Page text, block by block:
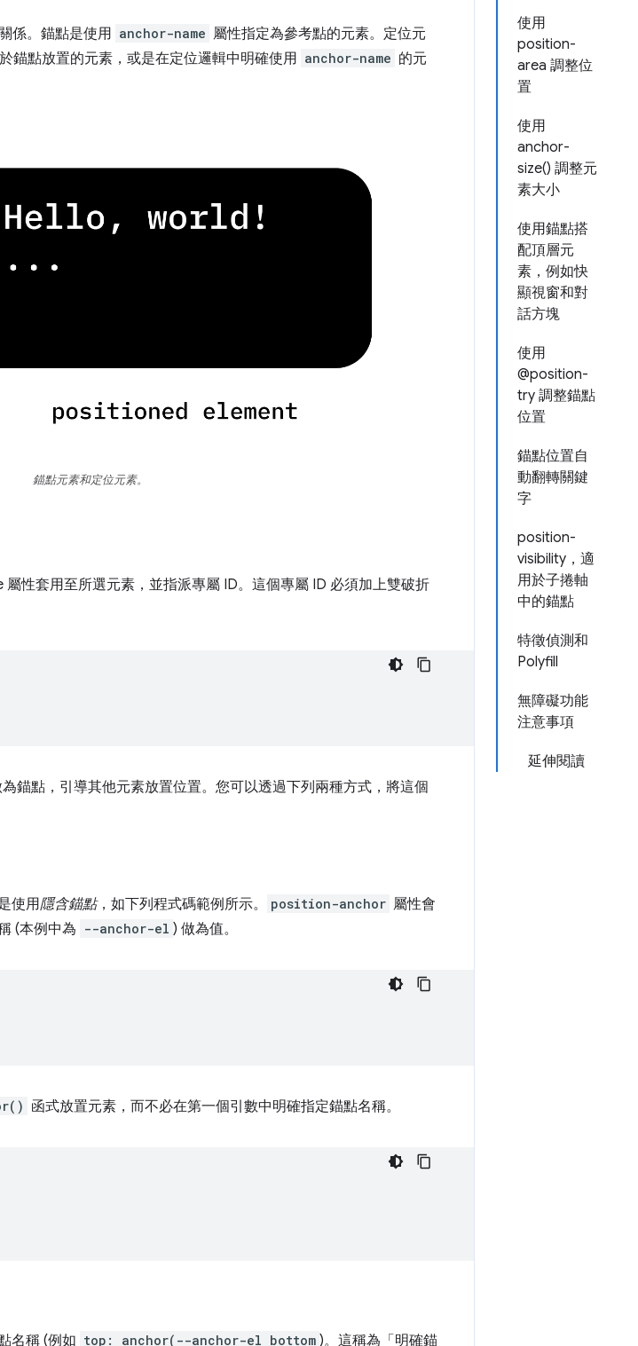
使用
position-
area 調整位
置
使用
anchor-
size() 調整元
素大小
使用錨點搭
配頂層元
素，例如快
顯視窗和對
話方塊
使用
@position-
try 調整錨點
位置
錨點位置自
動翻轉關鍵
字
position-
visibility，適
用於子捲軸
中的錨點
特徵偵測和
Polyfill
無障礙功能
注意事項
延伸閱讀
係。錨點是使用 anchor-name 屬性指定為參考點的元素。定位元
錨點放置的元素，或是在定位邏輯中明確使用 anchor-name 的元
錨點元素和定位元素。
性套用至所選元素，並指派專屬 ID。這個專屬 ID 必須加上雙破折
錨點，引導其他元素放置位置。您可以透過下列兩種方式，將這個
使用隱含錨點，如下列程式碼範例所示。 position-anchor 屬性會
(本例中為 --anchor-el ) 做為值。
函式放置元素，而不必在第一個引數中明確指定錨點名稱。
名稱 (例如 top: anchor(--anchor-el bottom )。這稱為「明確錨